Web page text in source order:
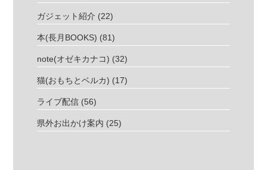
ガジェット紹介 (22)
本(長月BOOKS) (81)
note(オゼキカナコ) (32)
猫(おもちとベルカ) (17)
ライブ配信 (56)
県外お出かけ案内 (25)